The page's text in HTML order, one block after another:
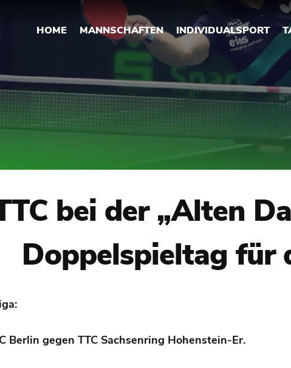
HOME MANNSCHAFTEN INDIVIDUALSPORT
bei der „Alten
Doppelspieltag für
Berlin gegen TTC Sachsenring Hohenstein-Er.